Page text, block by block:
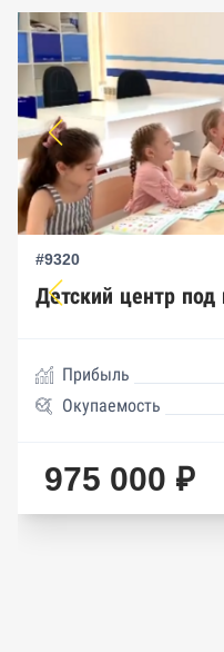
#9320
Детский центр под
Прибыль
Окупаемость
975 000 ₽